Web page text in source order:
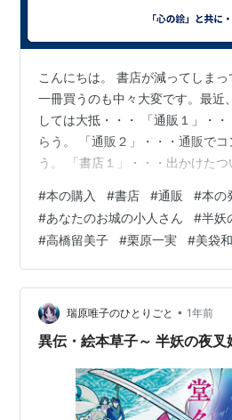
こんにちは。 書店が減ってしま
一冊買うのも中々大変です。最近
しては大抵・・・ 「通販１」・
らう。 「通販２」・・・通販で
う。 「書店１」・・・出かけた
店でついでに買う。 カード使用は
直接店での支払いにしています。
は、まぁ、自分ものんびり買うの
欲しい場合には一体どうするのか
販１の場合、当然、来る時間に家
ん。あと、代引は手数料がかかる
#本の購入 #書店 #通販 #本の
#あなたのお城の小人さん #半妖
#高橋留美子 #栗原一実 #美袋
瑞原唯子のひとりごと • 1年前
異伝・絵本草子～ 半妖の夜叉